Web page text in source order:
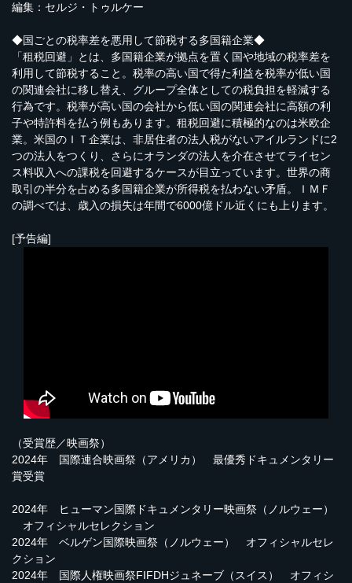
編集：セルジ・トゥルケー
◆国ごとの税率差を悪用して節税する多国籍企業◆
「租税回避」とは、多国籍企業が拠点を置く国や地域の税率差を
利用して節税すること。税率の高い国で得た利益を税率が低い国
の関連会社に移し替え、グループ全体としての税負担を軽減する
行為です。税率が高い国の会社から低い国の関連会社に高額の利
子や特許料を払う例もあります。租税回避に積極的なのは米欧企
業。米国のＩＴ企業は、非居住者の法人税がないアイルランドに2
つの法人をつくり、さらにオランダの法人を介在させてライセン
ス料収入への課税を回避するケースが目立っています。世界の商
取引の半分を占める多国籍企業が所得税を払わない矛盾。ＩＭＦ
の調べでは、歳入の損失は年間で6000億ドル近くにも上ります。
[予告編]
（受賞歴／映画祭）
2024年 国際連合映画祭（アメリカ） 最優秀ドキュメンタリー
賞受賞
2024年 ヒューマン国際ドキュメンタリー映画祭（ノルウェー）
オフィシャルセレクション
2024年 ベルゲン国際映画祭（ノルウェー） オフィシャルセレ
クション
2024年 国際人権映画祭FIFDHジュネーブ（スイス） オフィシ